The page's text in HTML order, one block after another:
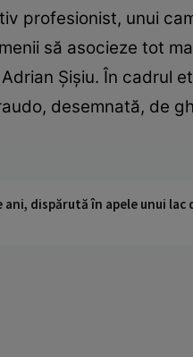
profesionist, unui
să asocieze tot
Şişiu. În cadrul
desemnată, de
ani, dispărută în apele unui